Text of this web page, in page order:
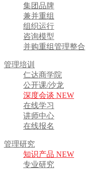
集团品牌
兼并重组
组织运行
咨询模型
并购重组管理整合
管理培训
仁达商学院
公开课/沙龙
深度会谈 NEW
在线学习
讲师中心
在线报名
管理研究
知识产品 NEW
专业研究